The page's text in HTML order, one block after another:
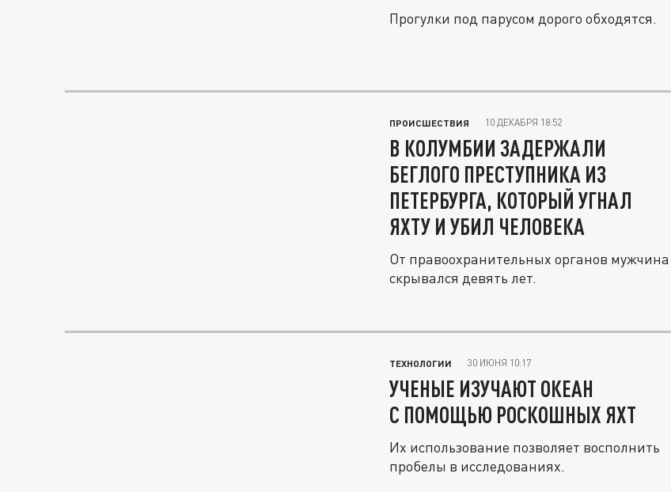
Прогулки под парусом дорого обходятся.
ПРОИСШЕСТВИЯ 10 ДЕКАБРЯ 18:52
В КОЛУМБИИ ЗАДЕРЖАЛИ
БЕГЛОГО ПРЕСТУПНИКА ИЗ
ПЕТЕРБУРГА, КОТОРЫЙ УГНАЛ
ЯХТУ И УБИЛ ЧЕЛОВЕКА
От правоохранительных органов мужчина
скрывался девять лет.
ТЕХНОЛОГИИ 30 ИЮНЯ 10:17
УЧЕНЫЕ ИЗУЧАЮТ ОКЕАН
С ПОМОЩЬЮ РОСКОШНЫХ ЯХТ
Их использование позволяет восполнить
пробелы в исследованиях.